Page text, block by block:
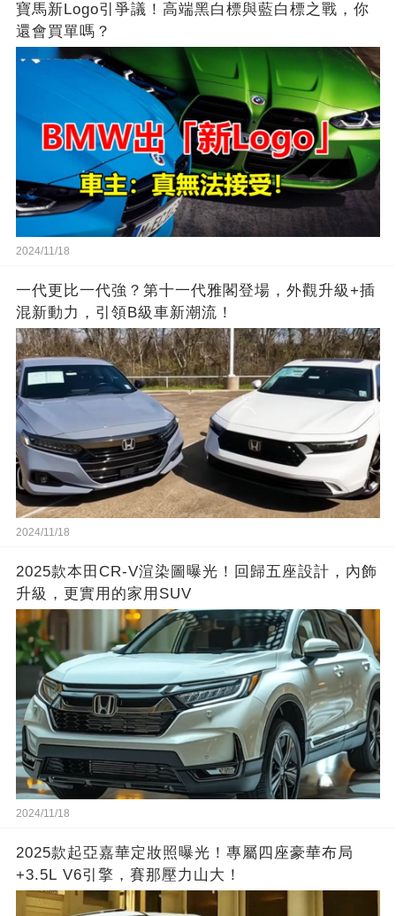
寶馬新Logo引爭議！高端黑白標與藍白標之戰，你
還會買單嗎？
2024/11/18
一代更比一代強？第十一代雅閣登場，外觀升級+插
混新動力，引領B級車新潮流！
2024/11/18
2025款本田CR-V渲染圖曝光！回歸五座設計，內飾
升級，更實用的家用SUV
2024/11/18
2025款起亞嘉華定妝照曝光！專屬四座豪華布局
+3.5L V6引擎，賽那壓力山大！